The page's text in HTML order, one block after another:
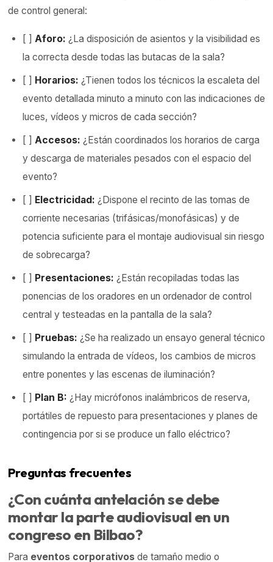
de control general:
[ ] Aforo: ¿La disposición de asientos y la visibilidad es
la correcta desde todas las butacas de la sala?
[ ] Horarios: ¿Tienen todos los técnicos la escaleta del
evento detallada minuto a minuto con las indicaciones de
luces, vídeos y micros de cada sección?
[ ] Accesos: ¿Están coordinados los horarios de carga
y descarga de materiales pesados con el espacio del
evento?
[ ] Electricidad: ¿Dispone el recinto de las tomas de
corriente necesarias (trifásicas/monofásicas) y de
potencia suficiente para el montaje audiovisual sin riesgo
de sobrecarga?
[ ] Presentaciones: ¿Están recopiladas todas las
ponencias de los oradores en un ordenador de control
central y testeadas en la pantalla de la sala?
[ ] Pruebas: ¿Se ha realizado un ensayo general técnico
simulando la entrada de vídeos, los cambios de micros
entre ponentes y las escenas de iluminación?
[ ] Plan B: ¿Hay micrófonos inalámbricos de reserva,
portátiles de repuesto para presentaciones y planes de
contingencia por si se produce un fallo eléctrico?
Preguntas frecuentes
¿Con cuánta antelación se debe
montar la parte audiovisual en un
congreso en Bilbao?
Para eventos corporativosde tamaño medio o